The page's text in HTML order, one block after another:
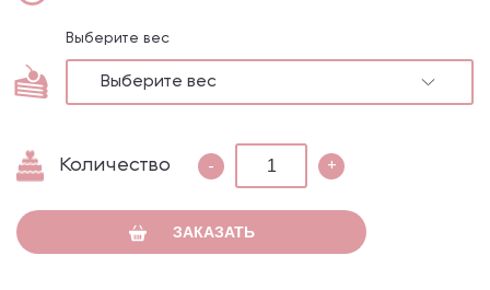
Выберите вес
Выберите вес
Количество - +
ЗАКАЗАТЬ